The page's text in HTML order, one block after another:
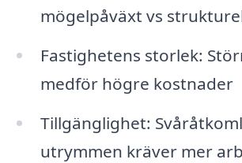
mögelpåväxt vs
Fastighetens storlek:
medför högre kostnader
Tillgänglighet:
utrymmen kräver mer